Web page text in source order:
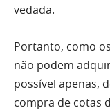
vedada.
Portanto, como
não podem
possível apenas,
compra de cotas